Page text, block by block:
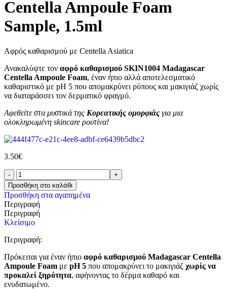
Centella Ampoule Foam
Sample, 1.5ml
Αφρός καθαρισμού με Centella Asiatica
Ανακαλύψτε τον αφρό καθαρισμού SKIN1004 Madagascar
Centella Ampoule Foam, έναν ήπιο αλλά αποτελεσματικό
καθαριστικό με pH 5 που απομακρύνει ρύπους και μακιγιάζ χωρίς
να διαταράσσει τον δερματικό φραγμό.
Αφεθείτε στα μυστικά της Κορεατικής ομορφιάς για μια
ολοκληρωμένη skincare ρουτίνα!
3.50€
Προσθήκη στο καλάθι
Προσθήκη στα αγαπημένα
Περιγραφή
Περιγραφή
Κλείσιμο
Περιγραφή:
Πρόκειται για έναν ήπιο αφρό καθαρισμού Madagascar Centella
Ampoule Foam με pH 5 που απομακρύνει το μακιγιάζ χωρίς να
προκαλεί ξηρότητα, αφήνοντας το δέρμα καθαρό και
ενυδατωμένο.